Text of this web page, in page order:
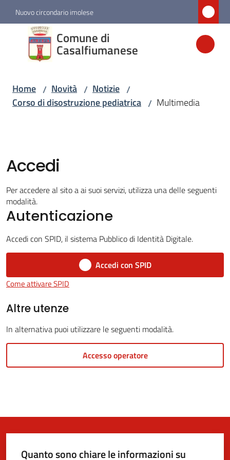
Vai al contenuto
Vai alla navigazione
Vai al footer
Nuovo circondario imolese
Comune di
Casalfiumanese
Comune di
Casalfiumanese
Amministrazione
Servizi
Vivere
Casalfiumanese
5x1000
Servizi
line
Tutti
Home / Novità / Notizie /
Corso di disostruzione pediatrica / Multimedia
Accedi
Per accedere al sito a ai suoi servizi, utilizza una delle seguenti
modalità.
Autenticazione
Accedi con SPID, il sistema Pubblico di Identità Digitale.
Accedi con SPID
Come attivare SPID
Altre utenze
In alternativa puoi utilizzare le seguenti modalità.
Accesso operatore
Quanto sono chiare le informazioni su